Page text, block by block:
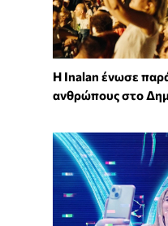
Η Inalan ένωσε
ανθρώπους στο